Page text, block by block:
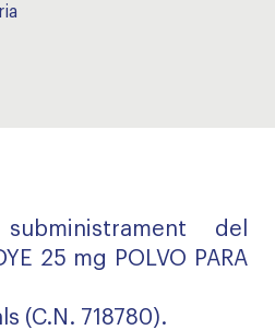
del
25 mg POLVO PARA
(C.N. 718780).